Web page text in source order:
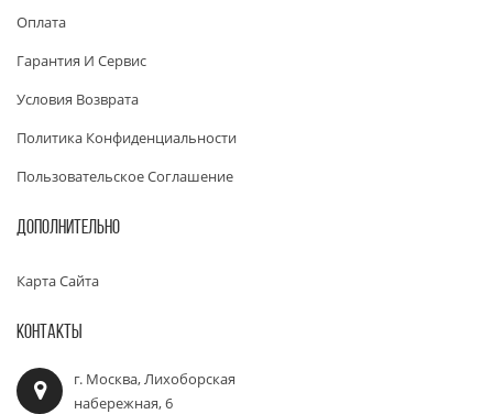
Оплата
Гарантия И Сервис
Условия Возврата
Политика Конфиденциальности
Пользовательское Соглашение
ДОПОЛНИТЕЛЬНО
Карта Сайта
КОНТАКТЫ
г. Москва, Лихоборская
набережная, 6